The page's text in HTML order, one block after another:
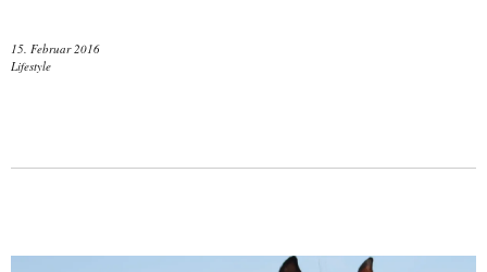
15. Februar 2016
Lifestyle